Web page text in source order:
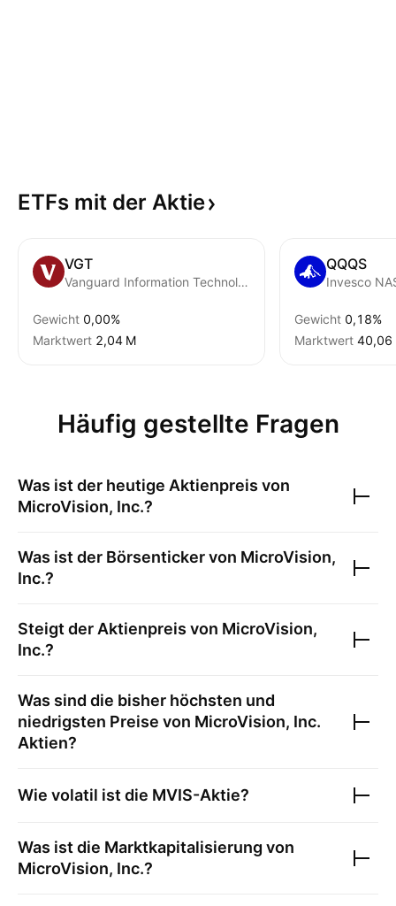
ETFs mit der Aktie
VGT
Vanguard Information Technology ETF
Gewicht 0,00%
Marktwert ‪2,04 M‬
QQQS
Gewicht 0,18%
Marktwert ‪40,06
Häufig gestellte Fragen
Was ist der heutige Aktienpreis von
MicroVision, Inc.?
Was ist der Börsenticker von MicroVision,
Inc.?
Steigt der Aktienpreis von MicroVision,
Inc.?
Was sind die bisher höchsten und
niedrigsten Preise von MicroVision, Inc.
Aktien?
Wie volatil ist die MVIS-Aktie?
Was ist die Marktkapitalisierung von
MicroVision, Inc.?